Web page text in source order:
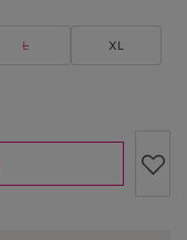
L XL